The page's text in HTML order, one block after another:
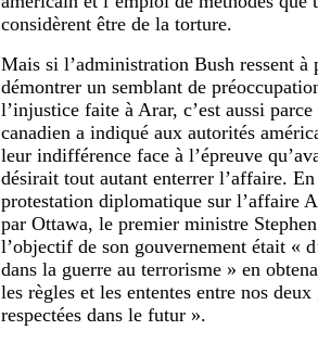
considèrent être de la torture.
Mais si l’administration Bush ressent à
démontrer un semblant de
l’injustice faite à Arar, c’est aussi
canadien a indiqué aux autorités
leur indifférence face à l’épreuve
désirait tout autant enterrer l’affaire. En
protestation diplomatique sur l’affaire
par Ottawa, le premier ministre
l’objectif de son gouvernement était «
dans la guerre au terrorisme » en
les règles et les ententes entre nos
respectées dans le futur ».